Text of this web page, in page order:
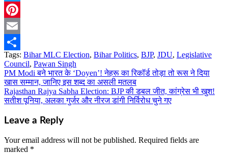
Twitter
Pinterest
Email
Share
Tags: Bihar MLC Election, Bihar Politics, BJP, JDU, Legislative
Council, Pawan Singh
Post
navigation
PM Modi बने भारत के ‘Doyen’! नेहरू का रिकॉर्ड तोड़ा तो रूस ने दिया
खास सम्मान, जानिए इस शब्द का असली मतलब
Rajasthan Rajya Sabha Election: BJP की डबल जीत, कांग्रेस भी खुश!
सतीश पूनिया, अलका गुर्जर और नीरज डांगी निर्विरोध चुने गए
Leave a Reply
Your email address will not be published. Required fields are
marked *